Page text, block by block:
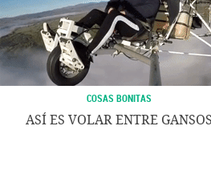
COSAS BONITAS
ASÍ ES VOLAR ENTRE GANSOS